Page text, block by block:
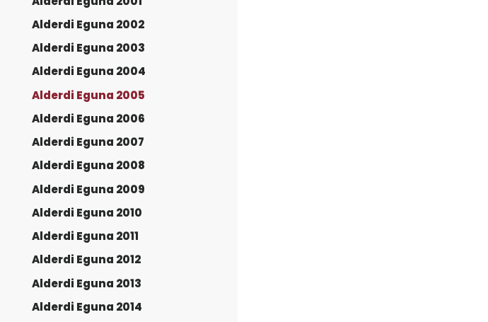
Alderdi Eguna 2002
Alderdi Eguna 2003
Alderdi Eguna 2004
Alderdi Eguna 2005
Alderdi Eguna 2006
Alderdi Eguna 2007
Alderdi Eguna 2008
Alderdi Eguna 2009
Alderdi Eguna 2010
Alderdi Eguna 2011
Alderdi Eguna 2012
Alderdi Eguna 2013
Alderdi Eguna 2014